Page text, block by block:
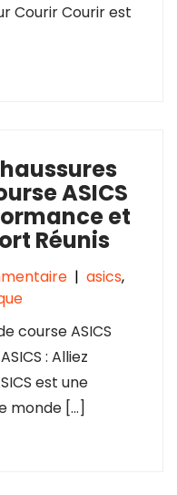
Courir Courir est
ASICS
et
Réunis
| asics,
course ASICS
: Alliez
est une
monde […]